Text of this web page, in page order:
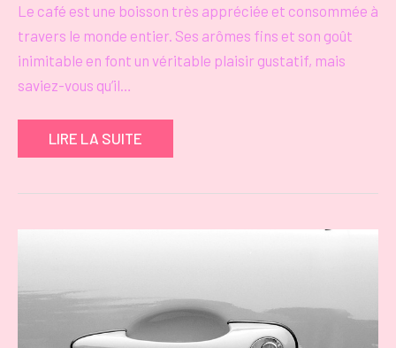
Le café est une boisson très appréciée et consommée à
travers le monde entier. Ses arômes fins et son goût
inimitable en font un véritable plaisir gustatif, mais
saviez-vous qu’il…
LIRE LA SUITE